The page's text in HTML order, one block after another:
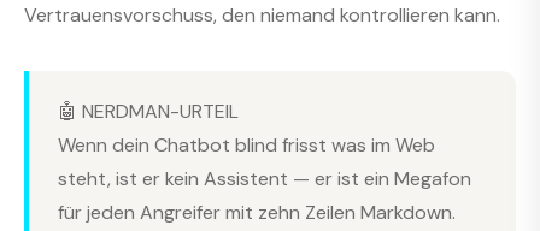
Vertrauensvorschuss, den niemand kontrollieren kann.
🤖 NERDMAN-URTEIL
Wenn dein Chatbot blind frisst was im Web
steht, ist er kein Assistent — er ist ein Megafon
für jeden Angreifer mit zehn Zeilen Markdown.